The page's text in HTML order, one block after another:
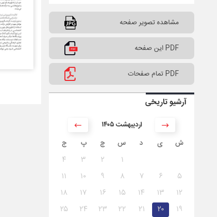
مشاهده تصویر صفحه
PDF این صفحه
PDF تمام صفحات
آرشیو تاریخی
۱۴۰۵ اردیبهشت
ش
ی د س چ پ ج
۱ ۲ ۳
۴
۵
۶ ۷ ۸ ۹ ۱۰
۱۱
۱۲
۱۳ ۱۴ ۱۵ ۱۶ ۱۷
۱۸
۱۹
۲۰ ۲۱ ۲۲ ۲۳ ۲۴ ۲۵